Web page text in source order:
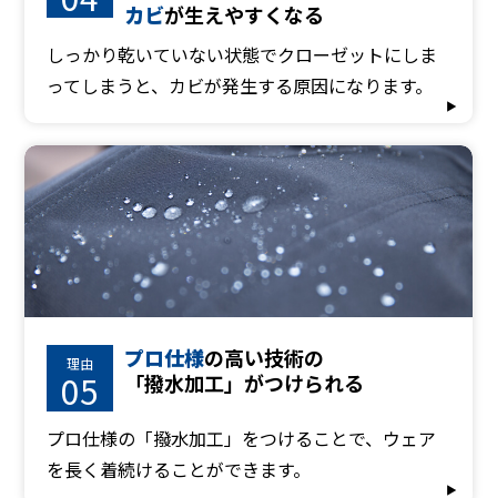
カビが生えやすくなる
しっかり乾いていない状態でクローゼットにしま
ってしまうと、カビが発生する原因になります。
理由
05
プロ仕様の高い技術の
「撥水加工」がつけられる
プロ仕様の「撥水加工」をつけることで、ウェア
を長く着続けることができます。